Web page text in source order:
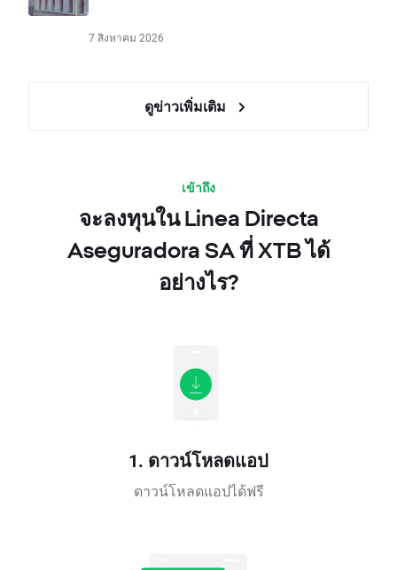
7 สิงหาคม 2026
ดูข่าวเพิ่มเติม
เข้าถึง
จะลงทุนใน Linea Directa
Aseguradora SA ที่ XTB ได้
อย่างไร?
1. ดาวน์โหลดแอป
ดาวน์โหลดแอปได้ฟรี